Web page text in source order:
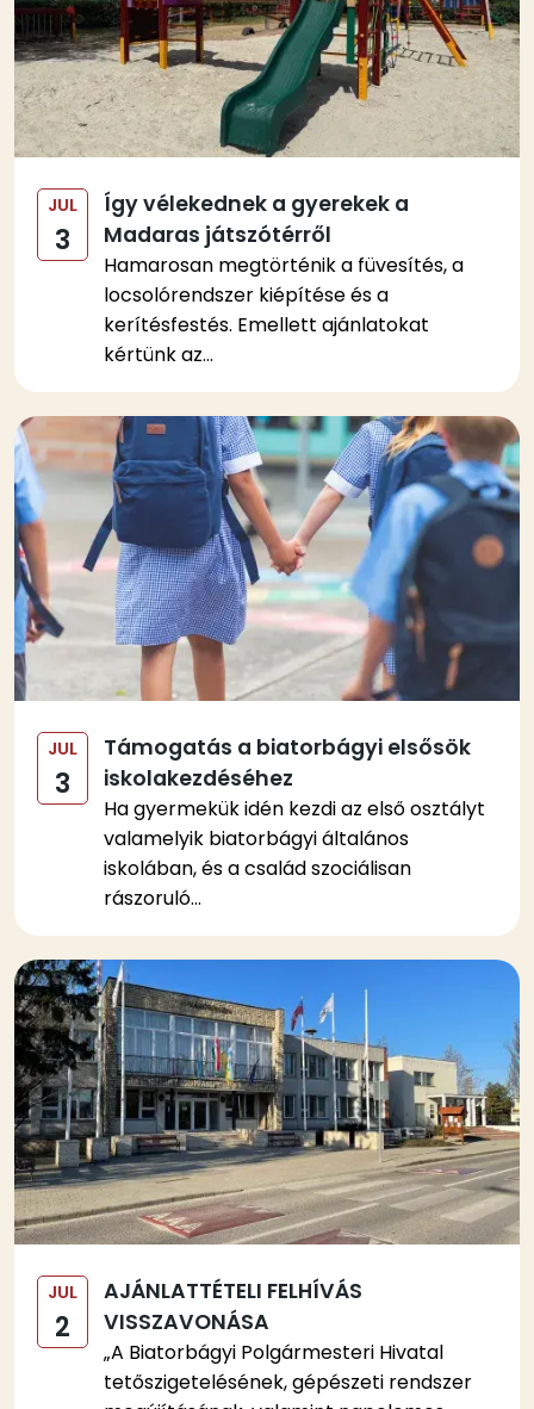
JUL
3
Így vélekednek a gyerekek a
Madaras játszótérről
Hamarosan megtörténik a füvesítés, a
locsolórendszer kiépítése és a
kerítésfestés. Emellett ajánlatokat
kértünk az...
Kép
JUL
3
Támogatás a biatorbágyi elsősök
iskolakezdéséhez
Ha gyermekük idén kezdi az első osztályt
valamelyik biatorbágyi általános
iskolában, és a család szociálisan
rászoruló...
Kép
JUL
2
AJÁNLATTÉTELI FELHÍVÁS
VISSZAVONÁSA
„A Biatorbágyi Polgármesteri Hivatal
tetőszigetelésének, gépészeti rendszer